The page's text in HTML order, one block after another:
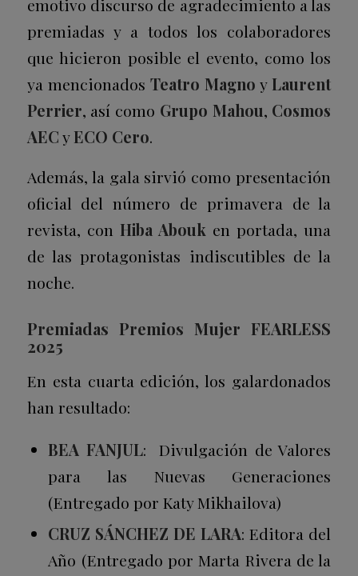
emotivo discurso de agradecimiento a las
premiadas y a todos los colaboradores
que hicieron posible el evento, como los
ya mencionados Teatro Magno y Laurent
Perrier, así como Grupo Mahou, Cosmos
AECyECO Cero.
Además, la gala sirvió como presentación
oficial del número de primavera de la
revista, con Hiba Abouk en portada, una
de las protagonistas indiscutibles de la
noche.
Premiadas Premios Mujer FEARLESS
2025
En esta cuarta edición, los galardonados
han resultado:
BEA FANJUL: Divulgación de Valores
para las Nuevas Generaciones
(Entregado por Katy Mikhailova)
CRUZ SÁNCHEZ DE LARA: Editora del
Año (Entregado por Marta Rivera de la